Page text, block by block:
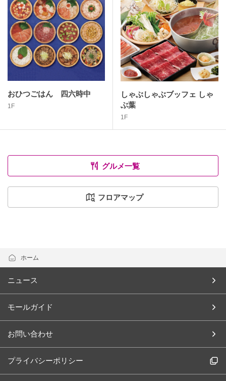
おひつごはん 四六時中
1F
しゃぶしゃぶブッフェ しゃ
ぶ葉
1F
グルメ一覧
フロアマップ
ホーム
ニュース
モールガイド
お問い合わせ
プライバシーポリシー